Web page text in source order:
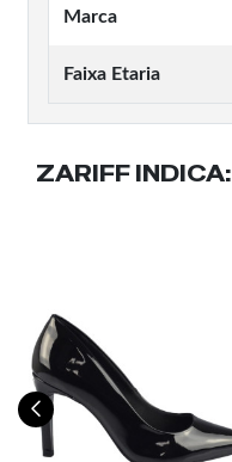
Marca
Faixa Etaria
ZARIFF INDICA: